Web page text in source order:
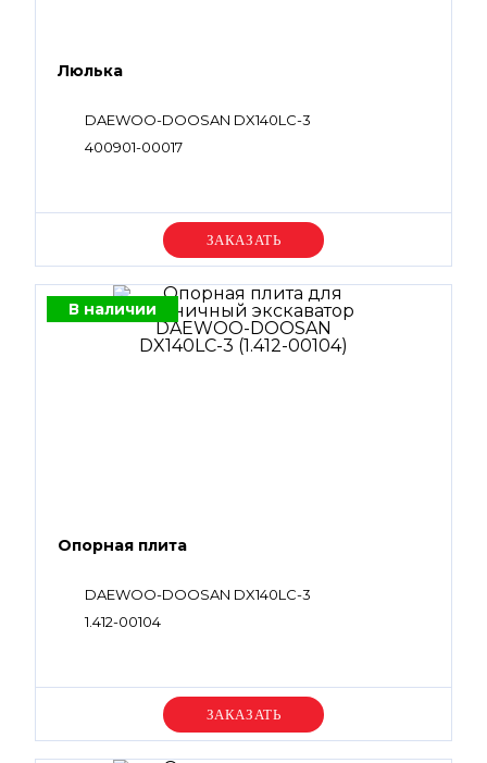
Люлька
DAEWOO-DOOSAN DX140LC-3
400901-00017
Уточняйте цену
В наличии
Опорная плита
DAEWOO-DOOSAN DX140LC-3
1.412-00104
Уточняйте цену